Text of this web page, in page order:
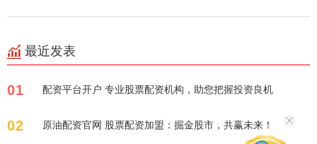
最近发表
01 配资平台开户 专业股票配资机构，助您把握投资良机
02 原油配资官网 股票配资加盟：掘金股市，共赢未来！